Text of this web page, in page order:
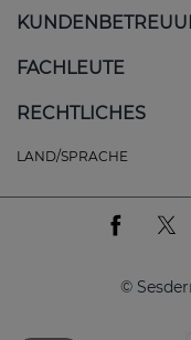
sich nicht
der
Reizungen
Bestandteilen
umweltbedingten
FACHLEUTE
RECHTLICHES
LAND/SPRACHE
©